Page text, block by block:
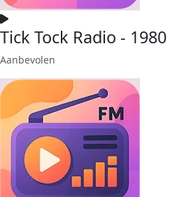
Tick Tock Radio - 1980
Aanbevolen